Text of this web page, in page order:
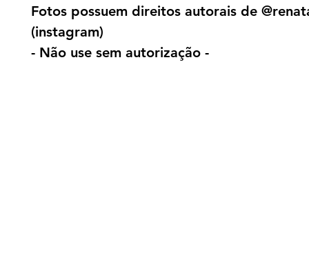
Fotos possuem direitos autorais de
(instagram)
- Não use sem autorização -